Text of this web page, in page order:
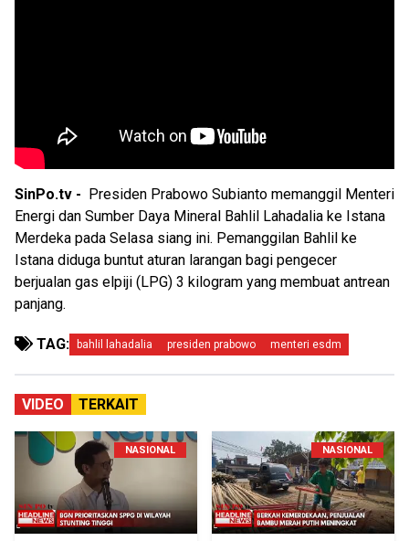
SinPo.tv -
Presiden Prabowo Subianto memanggil Menteri
Energi dan Sumber Daya Mineral Bahlil Lahadalia ke Istana
Merdeka pada Selasa siang ini. Pemanggilan Bahlil ke
Istana diduga buntut aturan larangan bagi pengecer
berjualan gas elpiji (LPG) 3 kilogram yang membuat antrean
panjang.
TAG: bahlil lahadalia presiden prabowo menteri esdm
VIDEO TERKAIT
NASIONAL NASIONAL